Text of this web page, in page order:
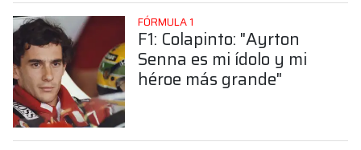
FÓRMULA 1
F1: Colapinto: "Ayrton
Senna es mi ídolo y mi
héroe más grande"